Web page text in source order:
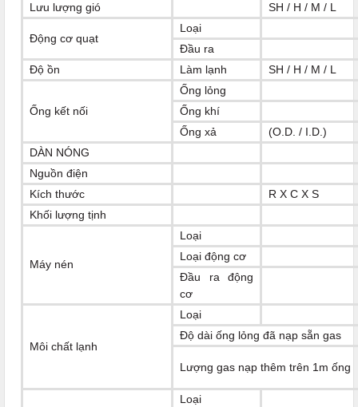
Lưu lượng gió
SH / H / M / L
Động cơ quạt
Loại
Đầu ra
Độ ồn
Làm lạnh SH / H / M / L
Ống kết nối
Ống lỏng
Ống khí
Ống xả
(O.D. / I.D.)
DÀN NÓNG
Nguồn điện
Kích thước
R X C X S
Khối lượng tịnh
Máy nén
Loại
Loại động cơ
Đầu ra động
cơ
Môi chất lạnh
Loại
Độ dài ống lỏng đã nạp sẵn gas
Lượng gas nạp thêm trên 1m ống
Loại